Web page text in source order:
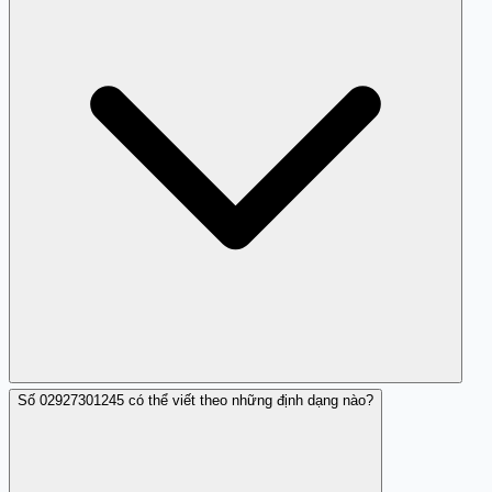
Ngoài việc không nghe, bạn nên tìm hiểu thêm thông tin
Số 02927301245 có thể viết theo những định dạng nào?